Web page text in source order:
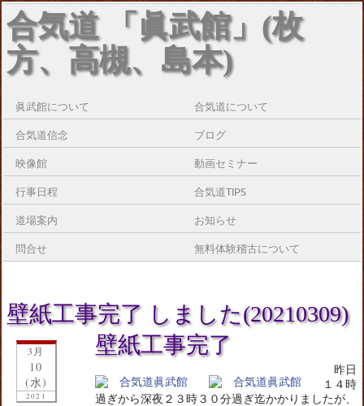
合気道 「眞武館」(枚
方、高槻、島本)
眞武館について 合気道について
合気道信念 ブログ
映像館 動画セミナー
行事日程 合気道TIPS
道場案内 お知らせ
問合せ 無料体験稽古について
壁紙工事完了 しました(20210309)
3月
10
(水)
2021
壁紙工事完了
昨日
１４時
過ぎから深夜２３時３０分過ぎ迄かかりましたが、